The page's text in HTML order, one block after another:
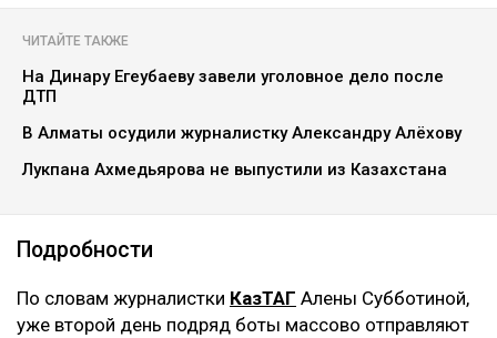
ЧИТАЙТЕ ТАКЖЕ
На Динару Егеубаеву завели уголовное дело после
ДТП
В Алматы осудили журналистку Александру Алёхову
Лукпана Ахмедьярова не выпустили из Казахстана
Подробности
По словам журналистки КазТАГ Алены Субботиной,
уже второй день подряд боты массово отправляют